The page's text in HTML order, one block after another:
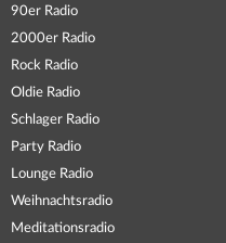
90er Radio
2000er Radio
Rock Radio
Oldie Radio
Schlager Radio
Party Radio
Lounge Radio
Weihnachtsradio
Meditationsradio